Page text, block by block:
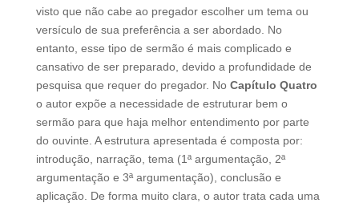
visto que não cabe ao pregador escolher um tema ou
versículo de sua preferência a ser abordado. No
entanto, esse tipo de sermão é mais complicado e
cansativo de ser preparado, devido a profundidade de
pesquisa que requer do pregador. No Capítulo Quatro
o autor expõe a necessidade de estruturar bem o
sermão para que haja melhor entendimento por parte
do ouvinte. A estrutura apresentada é composta por:
introdução, narração, tema (1ª argumentação, 2ª
argumentação e 3ª argumentação), conclusão e
aplicação. De forma muito clara, o autor trata cada uma